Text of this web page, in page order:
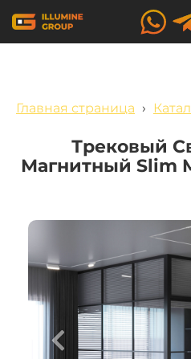
Главная страница ›
Трековый
Магнитный Slim